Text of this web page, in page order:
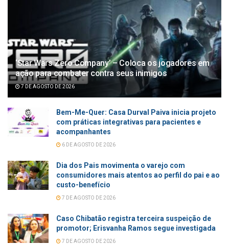
‘Star Wars Zero Company’ – Coloca os jogadores em
ação para combater contra seus inimigos
7 DE AGOSTO DE 2026
Bem-Me-Quer: Casa Durval Paiva inicia projeto
com práticas integrativas para pacientes e
acompanhantes
6 DE AGOSTO DE 2026
Dia dos Pais movimenta o varejo com
consumidores mais atentos ao perfil do pai e ao
custo-benefício
7 DE AGOSTO DE 2026
Caso Chibatão registra terceira suspeição de
promotor; Erisvanha Ramos segue investigada
7 DE AGOSTO DE 2026